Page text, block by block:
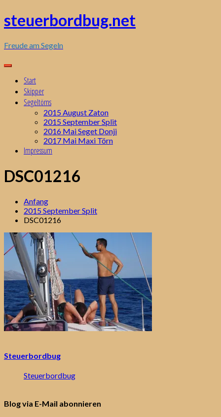
Zum
Inhalt
steuerbordbug.net
Freude am Segeln
Start
Skipper
Segeltörns
2015 August Zaton
2015 September Split
2016 Mai Seget Donji
2017 Mai Maxi Törn
Impressum
DSC01216
Anfang
2015 September Split
DSC01216
Steuerbordbug
Steuerbordbug
Blog via E-Mail abonnieren